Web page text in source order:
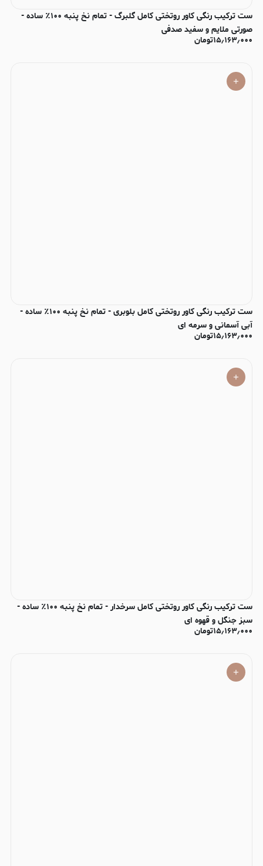
ست ترکیب رنگی کاور روتختی کامل گلبرگ - تمام نخ پنبه ۱۰۰٪ ساده -
صورتی ملایم و سفید صدفی
۱۵٫۱۶۳٫۰۰۰تومان
ست ترکیب رنگی کاور روتختی کامل بلوبری - تمام نخ پنبه ۱۰۰٪ ساده -
آبی آسمانی و سرمه ای
۱۵٫۱۶۳٫۰۰۰تومان
ست ترکیب رنگی کاور روتختی کامل سرخدار - تمام نخ پنبه ۱۰۰٪ ساده -
سبز جنگل و قهوه ای
۱۵٫۱۶۳٫۰۰۰تومان